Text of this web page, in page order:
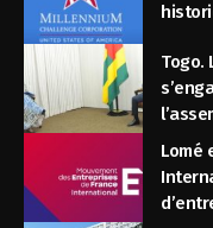
Togo.
Lomé